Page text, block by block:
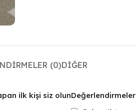
(0)DIĞER
Değerlendirmeler
ilk kişi siz olun